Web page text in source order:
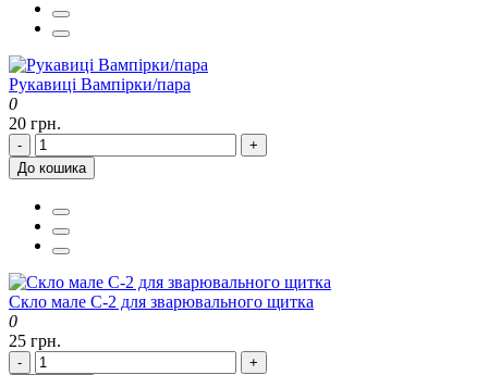
Рукавиці Вампірки/пара
0
20 грн.
-
+
До кошика
Скло мале С-2 для зварювального щитка
0
25 грн.
-
+